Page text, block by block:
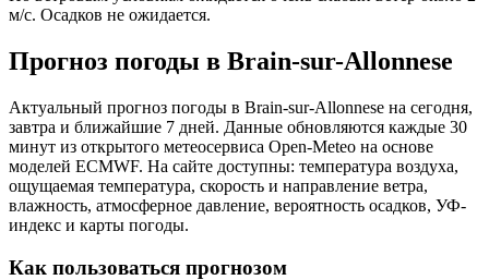
м/с. Осадков не ожидается.
Прогноз погоды в Brain-sur-Allonnesе
Актуальный прогноз погоды в Brain-sur-Allonnesе на сегодня,
завтра и ближайшие 7 дней. Данные обновляются каждые 30
минут из открытого метеосервиса Open-Meteo на основе
моделей ECMWF. На сайте доступны: температура воздуха,
ощущаемая температура, скорость и направление ветра,
влажность, атмосферное давление, вероятность осадков, УФ-
индекс и карты погоды.
Как пользоваться прогнозом